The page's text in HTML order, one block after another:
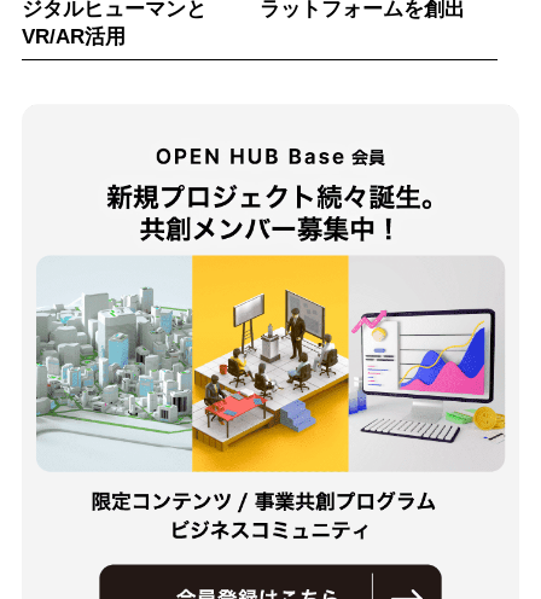
ジタルヒューマンと
VR/AR活用
ラットフォームを創出